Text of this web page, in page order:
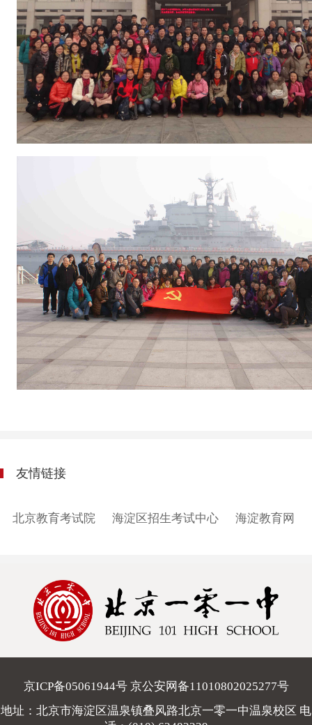
友情链接
北京教育考试院 海淀区招生考试中心 海淀教育网
京ICP备05061944号 京公安网备11010802025277号
地址：北京市海淀区温泉镇叠风路北京一零一中温泉校区 电